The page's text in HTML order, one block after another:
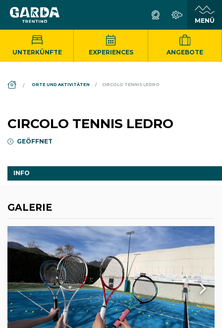
UNTERKÜNFTE EXPERIENCES ANGEBOTE
ORTE UND AKTIVITÄTEN CIRCOLO TENNIS LEDRO
CIRCOLO TENNIS LEDRO
GEÖFFNET
INFO
GALERIE